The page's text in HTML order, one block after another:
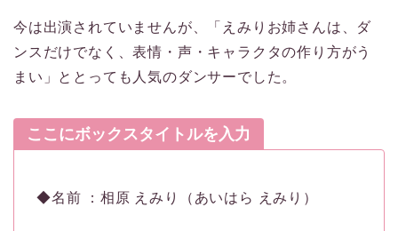
今は出演されていませんが、「えみりお姉さんは、ダ
ンスだけでなく、表情・声・キャラクタの作り方がう
まい」ととっても人気のダンサーでした。
ここにボックスタイトルを入力
◆名前 ：相原 えみり（あいはら えみり）